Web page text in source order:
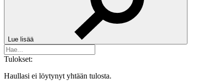
Lue lisää
Tulokset:
Haullasi ei löytynyt yhtään tulosta.